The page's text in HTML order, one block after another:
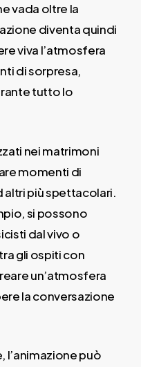
vada oltre la
diventa quindi
viva l’atmosfera
di sorpresa,
tutto lo
nei matrimoni
momenti di
più spettacolari.
si possono
dal vivo o
gli ospiti con
un’atmosfera
la conversazione
l’animazione può